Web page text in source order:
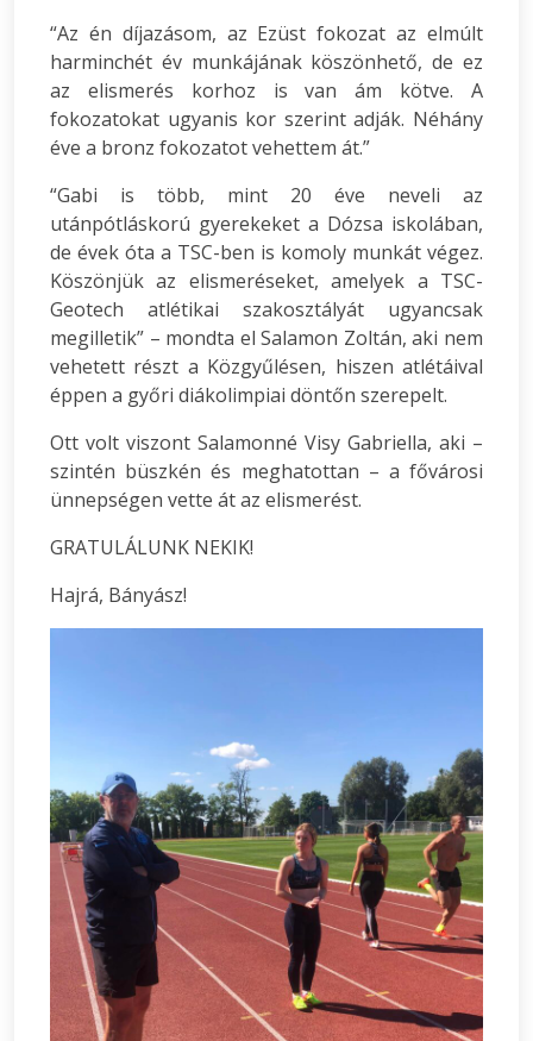
“Az én díjazásom, az Ezüst fokozat az elmúlt
harminchét év munkájának köszönhető, de ez
az elismerés korhoz is van ám kötve. A
fokozatokat ugyanis kor szerint adják. Néhány
éve a bronz fokozatot vehettem át.”
“Gabi is több, mint 20 éve neveli az
utánpótláskorú gyerekeket a Dózsa iskolában,
de évek óta a TSC-ben is komoly munkát végez.
Köszönjük az elismeréseket, amelyek a TSC-
Geotech atlétikai szakosztályát ugyancsak
megilletik” – mondta el Salamon Zoltán, aki nem
vehetett részt a Közgyűlésen, hiszen atlétáival
éppen a győri diákolimpiai döntőn szerepelt.
Ott volt viszont Salamonné Visy Gabriella, aki –
szintén büszkén és meghatottan – a fővárosi
ünnepségen vette át az elismerést.
GRATULÁLUNK NEKIK!
Hajrá, Bányász!